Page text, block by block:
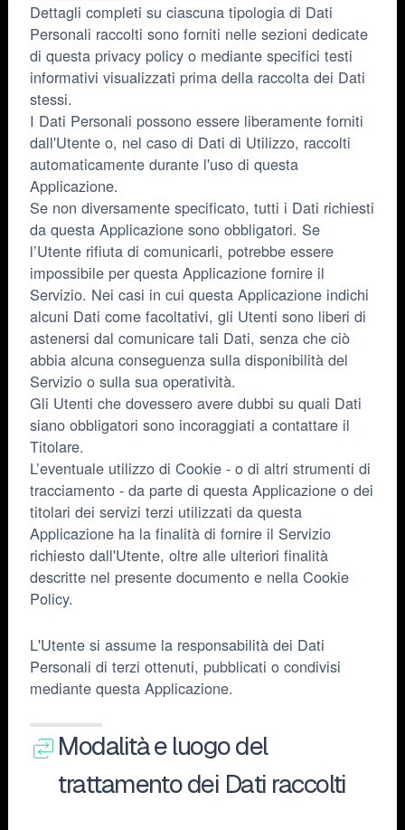
Dettagli completi su ciascuna tipologia di Dati
Personali raccolti sono forniti nelle sezioni dedicate
di questa privacy policy o mediante specifici testi
informativi visualizzati prima della raccolta dei Dati
stessi.
I Dati Personali possono essere liberamente forniti
dall'Utente o, nel caso di Dati di Utilizzo, raccolti
automaticamente durante l'uso di questa
Applicazione.
Se non diversamente specificato, tutti i Dati richiesti
da questa Applicazione sono obbligatori. Se
l’Utente rifiuta di comunicarli, potrebbe essere
impossibile per questa Applicazione fornire il
Servizio. Nei casi in cui questa Applicazione indichi
alcuni Dati come facoltativi, gli Utenti sono liberi di
astenersi dal comunicare tali Dati, senza che ciò
abbia alcuna conseguenza sulla disponibilità del
Servizio o sulla sua operatività.
Gli Utenti che dovessero avere dubbi su quali Dati
siano obbligatori sono incoraggiati a contattare il
Titolare.
L’eventuale utilizzo di Cookie - o di altri strumenti di
tracciamento - da parte di questa Applicazione o dei
titolari dei servizi terzi utilizzati da questa
Applicazione ha la finalità di fornire il Servizio
richiesto dall'Utente, oltre alle ulteriori finalità
descritte nel presente documento e nella Cookie
Policy.
L'Utente si assume la responsabilità dei Dati
Personali di terzi ottenuti, pubblicati o condivisi
mediante questa Applicazione.
Modalità e luogo del
trattamento dei Dati raccolti